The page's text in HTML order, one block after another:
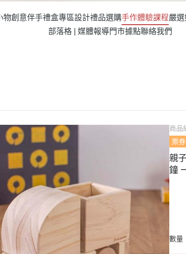
物創意伴手禮盒專區設計禮品選購手作體驗課程嚴
部落格 | 媒體報導門市據點聯絡我們
商品
票
親
鐘
數量